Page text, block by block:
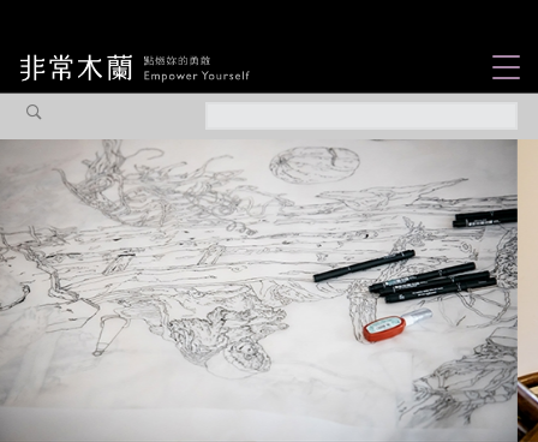
觀點專欄
焦點企劃
社會企業
認識我們